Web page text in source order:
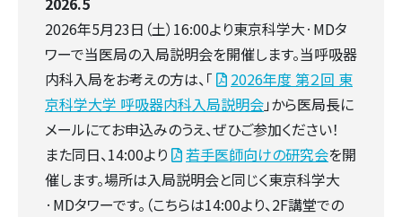
2026年5月23日（土）16:00より東京科学大·MDタ
ワーで当医局の入局説明会を開催します。当呼吸器
内科入局をお考えの方は、「
2026年度 第２回 東
京科学大学 呼吸器内科入局説明会」から医局長に
メールにてお申込みのうえ、ぜひご参加ください！
また同日、14:00より
若手医師向けの研究会を開
催します。場所は入局説明会と同じく東京科学大
·MDタワーです。（こちらは14:00より、2F講堂での